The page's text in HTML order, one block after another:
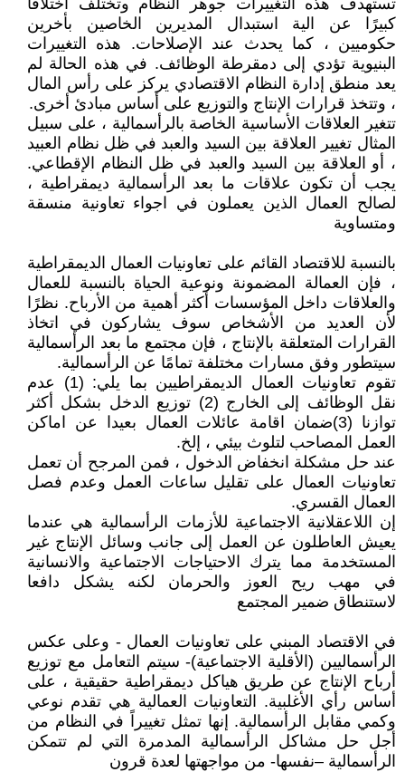
تستهدف هذه التغييرات جوهر النظام وتختلف اختلافًا
كبيرًا عن الية استبدال المديرين الخاصين بأخرين
حكوميين ، كما يحدث عند الإصلاحات. هذه التغييرات
البنيوية تؤدي إلى دمقرطة الوظائف. في هذه الحالة لم
يعد منطق إدارة النظام الاقتصادي يركز على رأس المال
، وتتخذ قرارات الإنتاج والتوزيع على أساس مبادئ أخرى.
تتغير العلاقات الأساسية الخاصة بالرأسمالية ، على سبيل
المثال تغيير العلاقة بين السيد والعبد في ظل نظام العبيد
، أو العلاقة بين السيد والعبد في ظل النظام الإقطاعي.
يجب أن تكون علاقات ما بعد الرأسمالية ديمقراطية ،
لصالح العمال الذين يعملون في اجواء تعاونية منسقة
ومتساوية
بالنسبة للاقتصاد القائم على تعاونيات العمال الديمقراطية
، فإن العمالة المضمونة ونوعية الحياة بالنسبة للعمال
والعلاقات داخل المؤسسات أكثر أهمية من الأرباح. نظرًا
لأن العديد من الأشخاص سوف يشاركون في اتخاذ
القرارات المتعلقة بالإنتاج ، فإن مجتمع ما بعد الرأسمالية
سيتطور وفق مسارات مختلفة تمامًا عن الرأسمالية.
تقوم تعاونيات العمال الديمقراطيين بما يلي: (1) عدم
نقل الوظائف إلى الخارج (2) توزيع الدخل بشكل أكثر
توازنا (3)ضمان اقامة عائلات العمال بعيدا عن اماكن
العمل المصاحب لتلوث بيئي ، إلخ.
عند حل مشكلة انخفاض الدخول ، فمن المرجح أن تعمل
تعاونيات العمال على تقليل ساعات العمل وعدم فصل
العمال القسري.
إن اللاعقلانية الاجتماعية للأزمات الرأسمالية هي عندما
يعيش العاطلون عن العمل إلى جانب وسائل الإنتاج غير
المستخدمة مما يترك الاحتياجات الاجتماعية والانسانية
في مهب ريح العوز والحرمان لكنه يشكل دافعا
لاستنطاق ضمير المجتمع
في الاقتصاد المبني على تعاونيات العمال - وعلى عكس
الرأسماليين (الأقلية الاجتماعية)- سيتم التعامل مع توزيع
أرباح الإنتاج عن طريق هياكل ديمقراطية حقيقية ، على
أساس رأي الأغلبية. التعاونيات العمالية هي تقدم نوعي
وكمي مقابل الرأسمالية. إنها تمثل تغييراً في النظام من
أجل حل مشاكل الرأسمالية المدمرة التي لم تتمكن
الرأسمالية –نفسها- من مواجهتها لعدة قرون